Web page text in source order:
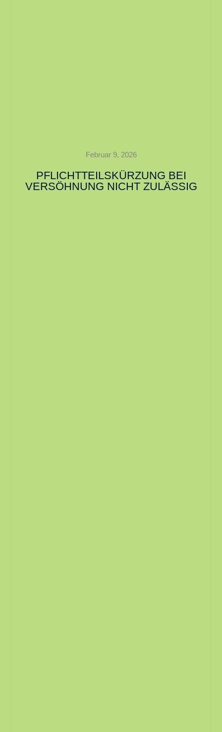
Februar 9, 2026
PFLICHTTEILSKÜRZUNG BEI
VERSÖHNUNG NICHT ZULÄSSIG